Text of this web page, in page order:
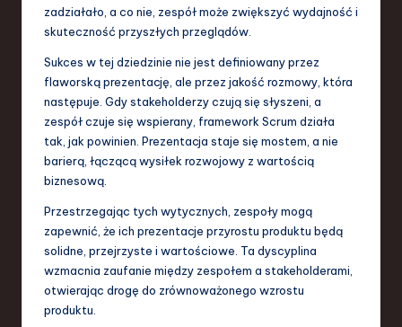
zadziałało, a co nie, zespół może zwiększyć wydajność i
skuteczność przyszłych przeglądów.
Sukces w tej dziedzinie nie jest definiowany przez
flaworską prezentację, ale przez jakość rozmowy, która
następuje. Gdy stakeholderzy czują się słyszeni, a
zespół czuje się wspierany, framework Scrum działa
tak, jak powinien. Prezentacja staje się mostem, a nie
barierą, łączącą wysiłek rozwojowy z wartością
biznesową.
Przestrzegając tych wytycznych, zespoły mogą
zapewnić, że ich prezentacje przyrostu produktu będą
solidne, przejrzyste i wartościowe. Ta dyscyplina
wzmacnia zaufanie między zespołem a stakeholderami,
otwierając drogę do zrównoważonego wzrostu
produktu.